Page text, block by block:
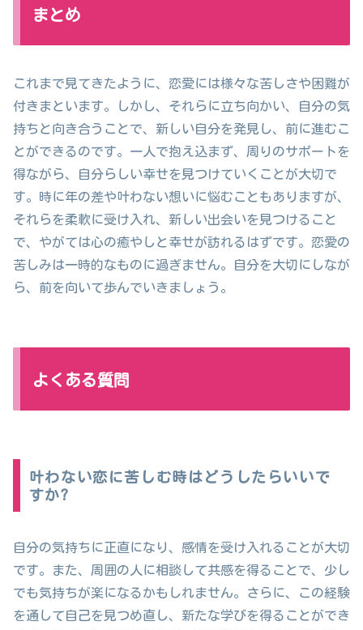
まとめ
これまで見てきたように、恋愛には様々な苦しさや困難が
付きまといます。しかし、それらに立ち向かい、自分の気
持ちと向き合うことで、新しい自分を発見し、前に進むこ
とができるのです。一人で抱え込まず、周りのサポートを
得ながら、自分らしい幸せを見つけていくことが大切で
す。時に年の差や叶わない想いに悩むこともありますが、
それらを柔軟に受け入れ、新しい出会いを見つけること
で、やがては心の癒やしと幸せが訪れるはずです。恋愛の
苦しみは一時的なものに過ぎません。自分を大切にしなが
ら、前を向いて歩んでいきましょう。
よくある質問
叶わない恋に苦しむ時はどうしたらいいで
すか?
自分の気持ちに正直になり、感情を受け入れることが大切
です。また、周囲の人に相談して共感を得ることで、少し
でも気持ちが楽になるかもしれません。さらに、この経験
を通して自己を見つめ直し、新たな学びを得ることができ